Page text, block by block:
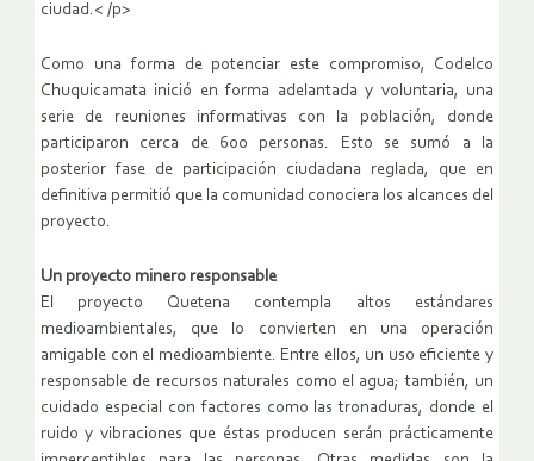
ciudad.< /p>
Como una forma de potenciar este compromiso, Codelco
Chuquicamata inició en forma adelantada y voluntaria, una
serie de reuniones informativas con la población, donde
participaron cerca de 600 personas. Esto se sumó a la
posterior fase de participación ciudadana reglada, que en
definitiva permitió que la comunidad conociera los alcances del
proyecto.
Un proyecto minero responsable
El proyecto Quetena contempla altos estándares
medioambientales, que lo convierten en una operación
amigable con el medioambiente. Entre ellos, un uso eficiente y
responsable de recursos naturales como el agua; también, un
cuidado especial con factores como las tronaduras, donde el
ruido y vibraciones que éstas producen serán prácticamente